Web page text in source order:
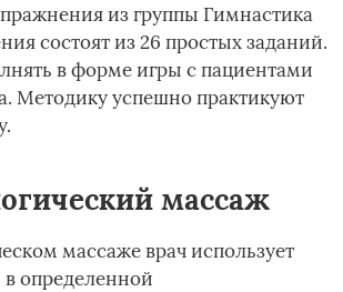
из группы Гимнастика
состоят из 26 простых заданий.
в форме игры с пациентами
Методику успешно практикуют
массаж
массаже врач использует
определенной